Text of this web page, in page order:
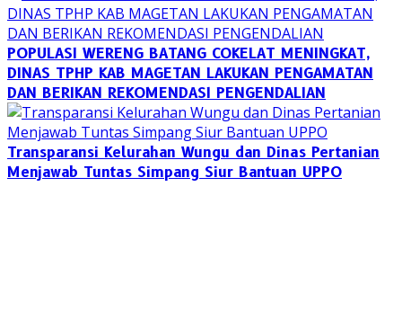
POPULASI WERENG BATANG COKELAT MENINGKAT,
DINAS TPHP KAB MAGETAN LAKUKAN PENGAMATAN
DAN BERIKAN REKOMENDASI PENGENDALIAN
Transparansi Kelurahan Wungu dan Dinas Pertanian
Menjawab Tuntas Simpang Siur Bantuan UPPO